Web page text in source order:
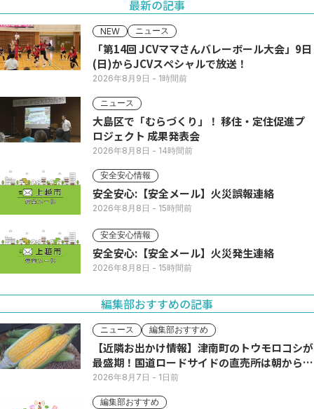
最新の記事
NEW ニュース
「第14回 JCVママさんバレーボール大会」9日
(日)からJCVスペシャルで放送！
2026年8月9日 - 1時間前
ニュース
大島区で「むらづくり」！ 移住・定住促進プ
ロジェクト 成果発表会
2026年8月8日 - 14時間前
安全安心情報
安全安心:【安全メール】火災誤報連絡
2026年8月8日 - 15時間前
安全安心情報
安全安心:【安全メール】火災発生連絡
2026年8月8日 - 15時間前
編集部おすすめの記事
ニュース 編集部おすすめ
【近隣お出かけ情報】津南町のトウモロコシが
最盛期！国道ロードサイドの直売所は朝から長
い列
2026年8月7日 - 1日前
編集部おすすめ